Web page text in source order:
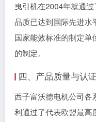
曳引机在2004年就通
品质已达到国际先进水
国家能效标准的制定
的制定。
四、产品质量与认证
西子富沃德电机公司各
利通过了代表欧盟最高